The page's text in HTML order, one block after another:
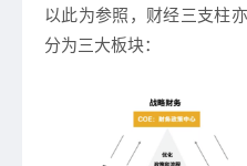
以此为参照，财经三支柱
分为三大板块：